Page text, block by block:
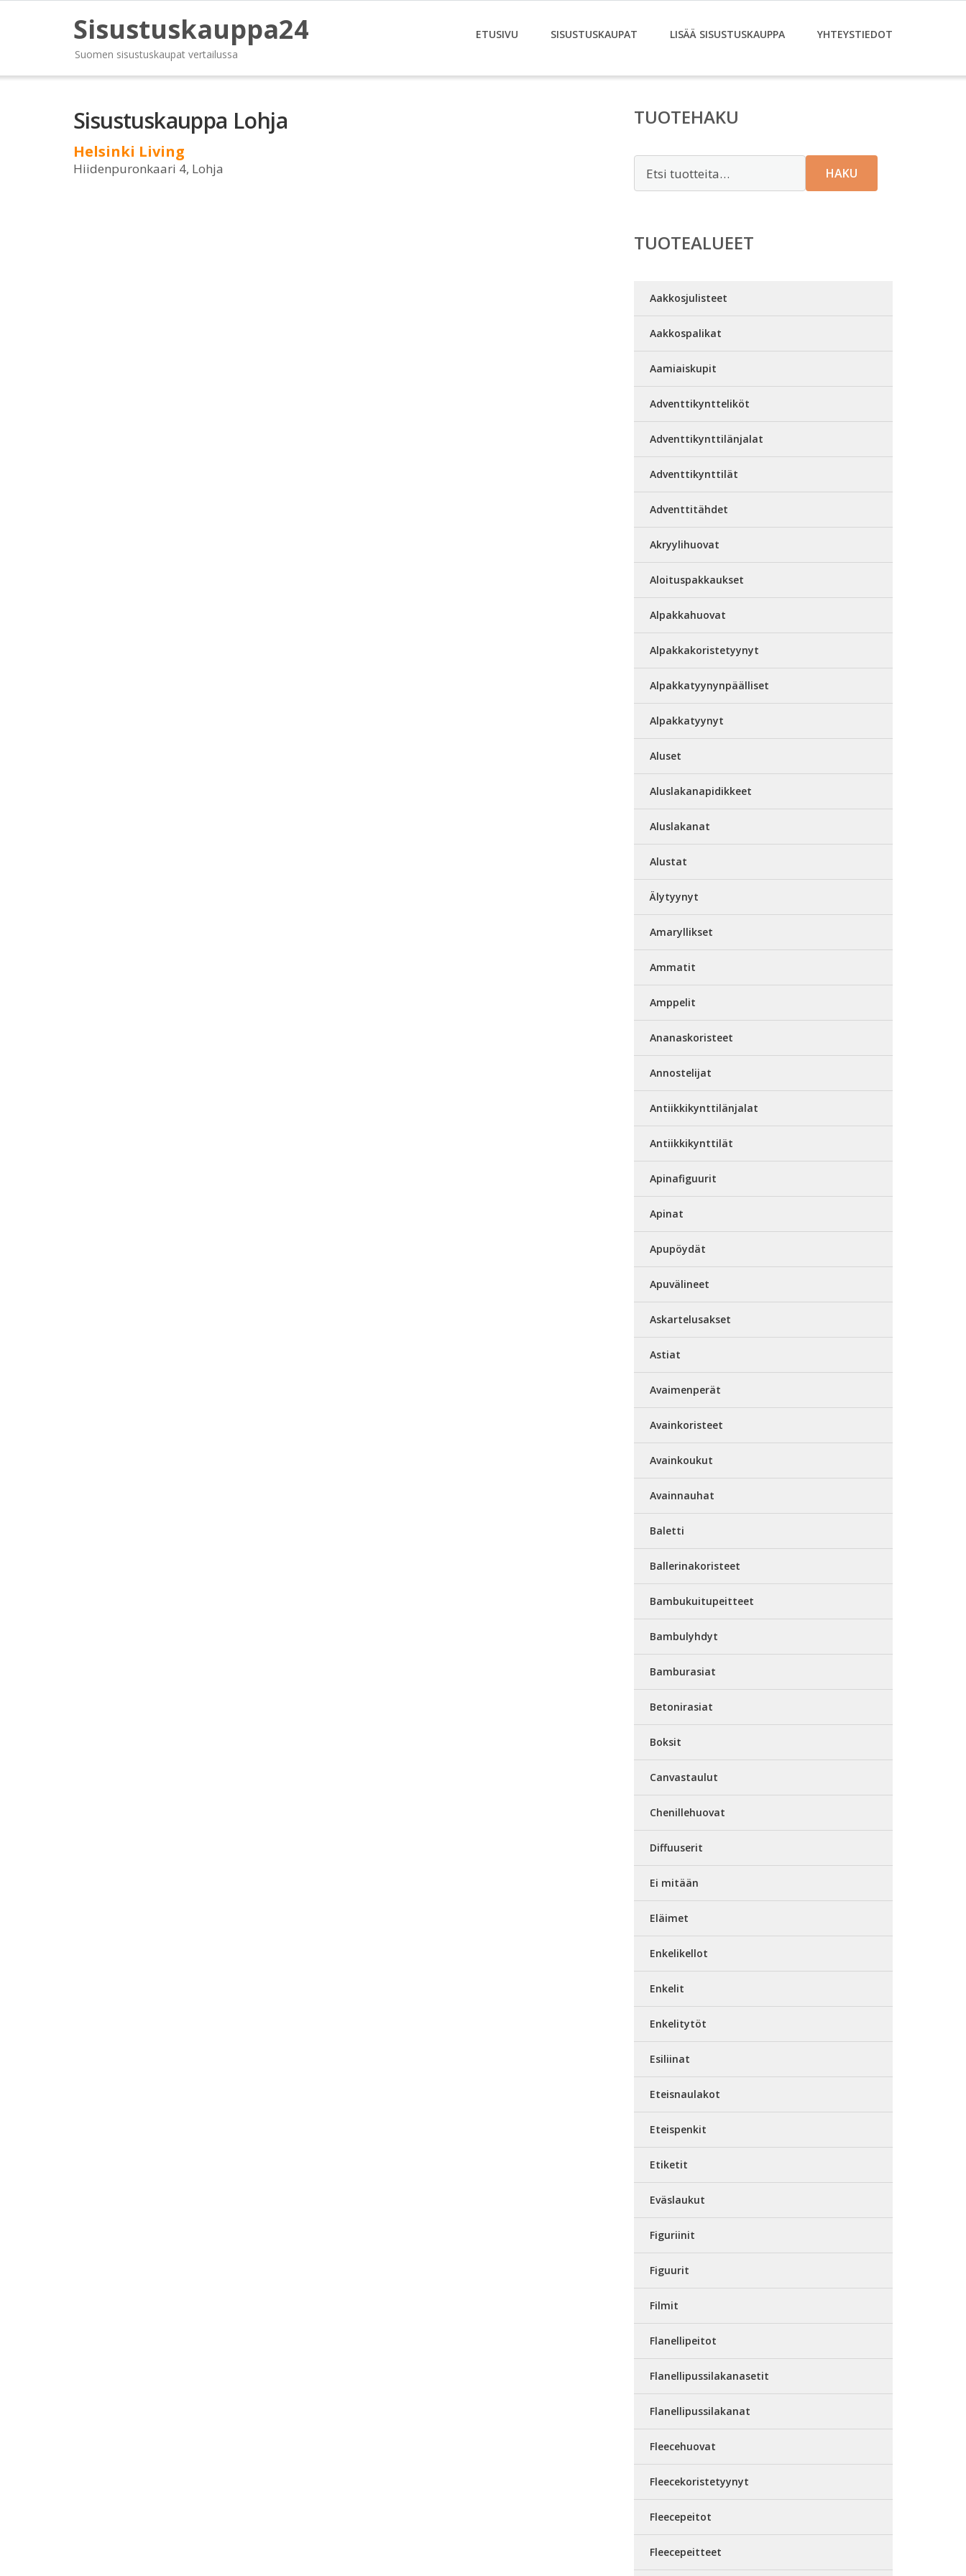
Sisustuskauppa24
Suomen sisustuskaupat vertailussa
ETUSIVU SISUSTUSKAUPAT LISÄÄ SISUSTUSKAUPPA YHTEYSTIEDOT
Sisustuskauppa Lohja
Helsinki Living
Hiidenpuronkaari 4, Lohja
TUOTEHAKU
HAKU
TUOTEALUEET
Aakkosjulisteet
Aakkospalikat
Aamiaiskupit
Adventtikyntteliköt
Adventtikynttilänjalat
Adventtikynttilät
Adventtitähdet
Akryylihuovat
Aloituspakkaukset
Alpakkahuovat
Alpakkakoristetyynyt
Alpakkatyynynpäälliset
Alpakkatyynyt
Aluset
Aluslakanapidikkeet
Aluslakanat
Alustat
Älytyynyt
Amaryllikset
Ammatit
Amppelit
Ananaskoristeet
Annostelijat
Antiikkikynttilänjalat
Antiikkikynttilät
Apinafiguurit
Apinat
Apupöydät
Apuvälineet
Askartelusakset
Astiat
Avaimenperät
Avainkoristeet
Avainkoukut
Avainnauhat
Baletti
Ballerinakoristeet
Bambukuitupeitteet
Bambulyhdyt
Bamburasiat
Betonirasiat
Boksit
Canvastaulut
Chenillehuovat
Diffuuserit
Ei mitään
Eläimet
Enkelikellot
Enkelit
Enkelitytöt
Esiliinat
Eteisnaulakot
Eteispenkit
Etiketit
Eväslaukut
Figuriinit
Figuurit
Filmit
Flanellipeitot
Flanellipussilakanasetit
Flanellipussilakanat
Fleecehuovat
Fleecekoristetyynyt
Fleecepeitot
Fleecepeitteet